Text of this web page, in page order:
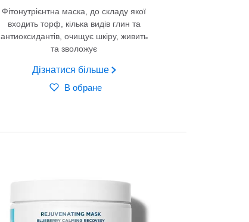
Фітонутрієнтна маска, до складу якої
входить торф, кілька видів глин та
антиоксидантів, очищує шкіру, живить
та зволожує
Дізнатися більше
В обране